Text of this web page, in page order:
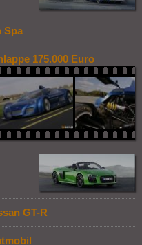
Spa
175.000 Euro
GT-R